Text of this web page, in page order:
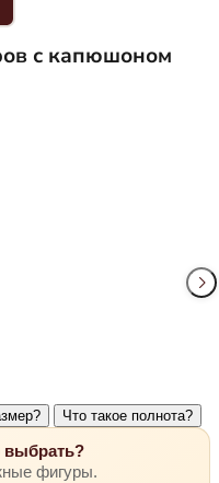
с капюшоном
Что такое полнота?
выбрать?
фигуры.